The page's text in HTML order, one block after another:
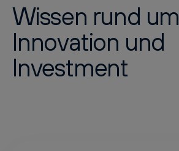
Wissen rund um
Innovation und
Investment